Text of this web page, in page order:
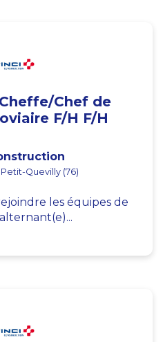
Chef de
F/H F/H
Petit-Quevilly (76)
les équipes de